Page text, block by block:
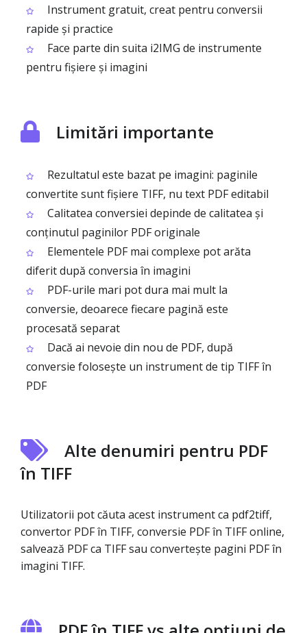
Instrument gratuit, creat pentru conversii
rapide și practice
Face parte din suita i2IMG de instrumente
pentru fișiere și imagini
Limitări importante
Rezultatul este bazat pe imagini: paginile
convertite sunt fișiere TIFF, nu text PDF editabil
Calitatea conversiei depinde de calitatea și
conținutul paginilor PDF originale
Elementele PDF mai complexe pot arăta
diferit după conversia în imagini
PDF-urile mari pot dura mai mult la
conversie, deoarece fiecare pagină este
procesată separat
Dacă ai nevoie din nou de PDF, după
conversie folosește un instrument de tip TIFF în
PDF
Alte denumiri pentru PDF
în TIFF
Utilizatorii pot căuta acest instrument ca pdf2tiff,
convertor PDF în TIFF, conversie PDF în TIFF online,
salvează PDF ca TIFF sau convertește pagini PDF în
imagini TIFF.